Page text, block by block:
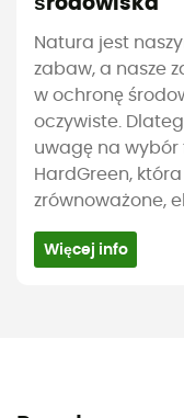
Natura jest
zabaw, a nasze
w ochronę
oczywiste.
uwagę na wybór
HardGreen,
zrównoważone,
Więcej info